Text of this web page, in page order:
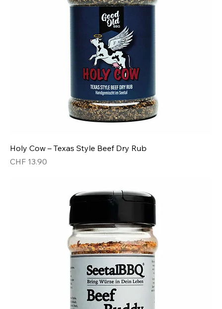
Holy Cow – Texas Style Beef Dry Rub
Preis
CHF 13.90